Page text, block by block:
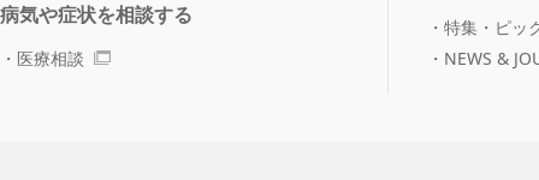
病気や症状を相談する
医療相談
特集・ピッ
NEWS &